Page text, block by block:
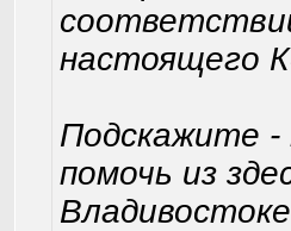
настоящего
Подскажите
помочь из